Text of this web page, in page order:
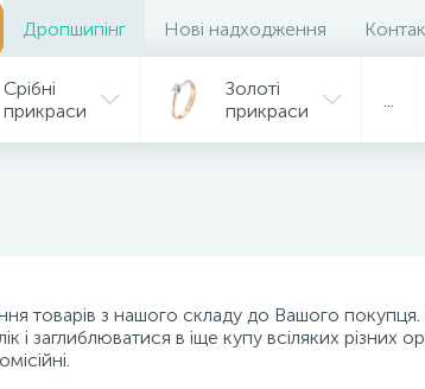
Дропшипінг Нові надходження
Срібні
прикраси
Золоті
прикраси
товарів з нашого складу до Вашого
і заглиблюватися в іще купу всіляких